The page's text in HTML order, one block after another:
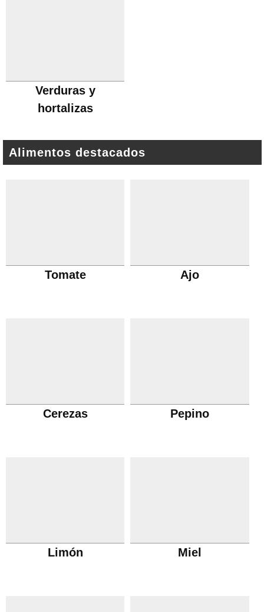
Verduras y
hortalizas
Alimentos destacados
Tomate Ajo
Cerezas Pepino
Limón Miel